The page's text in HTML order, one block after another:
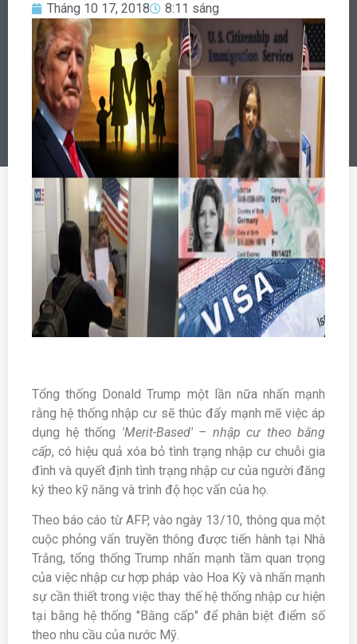
Tháng 10 17, 2018 8:11 sáng
Tổng thống Donald Trump một lần nữa nhấn mạnh
rằng hệ thống nhập cư sẽ thúc đẩy mạnh mẽ việc áp
dụng hệ thống 'Merit-Based' – nhập cư theo bằng
cấp, có hiệu quả xóa bỏ tình trạng nhập cư chuỗi gia
đình và quyết định tình trạng nhập cư của người đăng
ký theo kỹ năng và trình độ học vấn của họ.
Theo báo cáo từ AFP, vào ngày 13/10, thông qua một
cuộc phỏng vấn truyền thông được tiến hành tại Nhà
Trắng, tổng thống Trump nhấn mạnh tầm quan trọng
của việc nhập cư hợp pháp vào Hoa Kỳ và nhấn mạnh
sự cần thiết trong việc thay thế hệ thống nhập cư hiện
tại bằng hệ thống "Bằng cấp" để phân biệt điểm số
theo nhu cầu của nước Mỹ.